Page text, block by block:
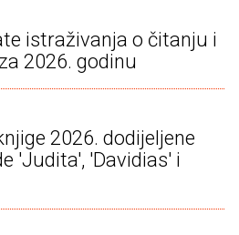
istraživanja o čitanju i
2026. godinu
2026. dodijeljene
'Judita', 'Davidias' i